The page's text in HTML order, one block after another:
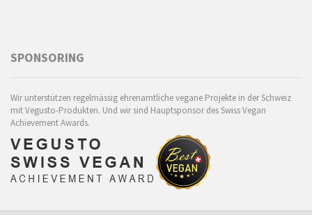
SPONSORING
Wir unterstützen regelmässig ehrenamtliche vegane Projekte in der Schweiz
mit Vegusto-Produkten. Und wir sind Hauptsponsor des Swiss Vegan
Achievement Awards.